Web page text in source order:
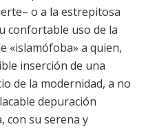
o a la estrepitosa
confortable uso de la
«islamófoba» a quien,
inserción de una
de la modernidad, a no
depuración
con su serena y